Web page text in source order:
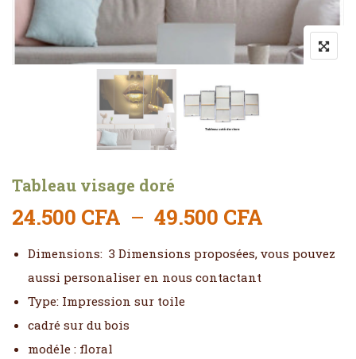
Tableau visage doré
24.500 CFA – 49.500 CFA
Dimensions: 3 Dimensions proposées, vous pouvez
aussi personaliser en nous contactant
Type: Impression sur toile
cadré sur du bois
modéle : floral